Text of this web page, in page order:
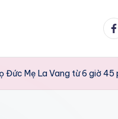
Đức Mẹ La Vang từ 6 giờ